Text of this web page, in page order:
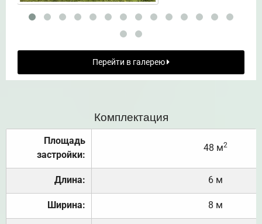
Перейти в галерею
Комплектация
Площадь
застройки:
48 м2
Длина: 6 м
Ширина: 8 м